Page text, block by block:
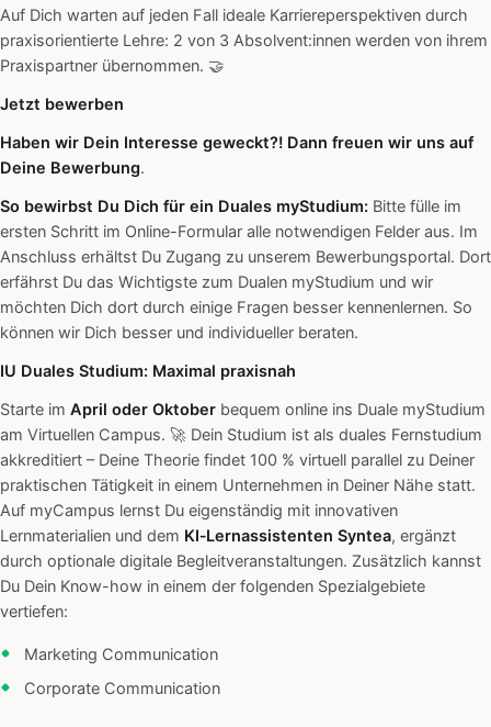
Auf Dich warten auf jeden Fall ideale Karriereperspektiven durch
praxisorientierte Lehre: 2 von 3 Absolvent:innen werden von ihrem
Praxispartner übernommen. 🤝
Jetzt bewerben
Haben wir Dein Interesse geweckt?! Dann freuen wir uns auf
Deine Bewerbung.
So bewirbst Du Dich für ein Duales myStudium: Bitte fülle im
ersten Schritt im Online-Formular alle notwendigen Felder aus. Im
Anschluss erhältst Du Zugang zu unserem Bewerbungsportal. Dort
erfährst Du das Wichtigste zum Dualen myStudium und wir
möchten Dich dort durch einige Fragen besser kennenlernen. So
können wir Dich besser und individueller beraten.
IU Duales Studium: Maximal praxisnah
Starte im April oder Oktober bequem online ins Duale myStudium
am Virtuellen Campus. 🚀 Dein Studium ist als duales Fernstudium
akkreditiert – Deine Theorie findet 100 % virtuell parallel zu Deiner
praktischen Tätigkeit in einem Unternehmen in Deiner Nähe statt.
Auf myCampus lernst Du eigenständig mit innovativen
Lernmaterialien und dem KI‑Lernassistenten Syntea, ergänzt
durch optionale digitale Begleitveranstaltungen. Zusätzlich kannst
Du Dein Know-how in einem der folgenden Spezialgebiete
vertiefen:
Marketing Communication
Corporate Communication